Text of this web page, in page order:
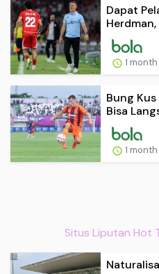
Dapat
Herdman,
1
Bung
Bisa
1
Situs Liputan Hot